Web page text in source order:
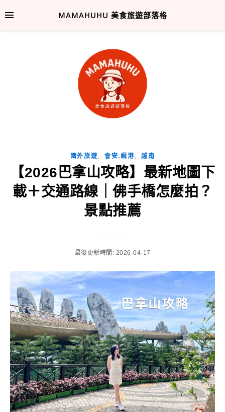
MAMAHUHU 美食旅遊部落格
國外旅遊 會安.峴港 越南
【2026巴拿山攻略】最新地圖下
載＋交通路線｜佛手橋怎麼拍？
景點推薦
最後更新時間: 2026-04-17